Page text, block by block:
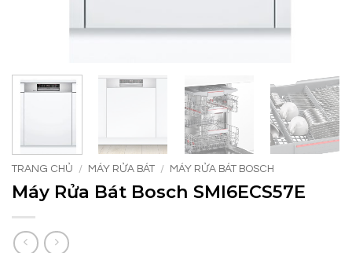
TRANG CHỦ / MÁY RỬA BÁT / MÁY RỬA BÁT BOSCH
Máy Rửa Bát Bosch SMI6ECS57E